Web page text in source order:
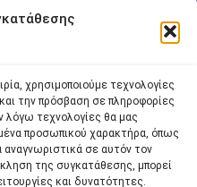
χρησιμοποιούμε τεχνολογίες
την πρόσβαση σε πληροφορίες
λόγω τεχνολογίες θα μας
προσωπικού χαρακτήρα, όπως
αναγνωριστικά σε αυτόν τον
της συγκατάθεσης, μπορεί
και δυνατότητες.
κανέναν χρονικό ή άλλο
στο γραφείο του
βάσει των
αποφυγή συνωστισμού
και αναμονής του
να πραγματοποιείται κατόπιν